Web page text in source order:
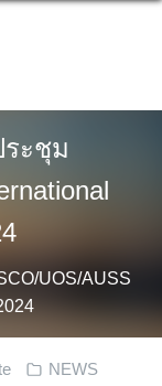
ะชุม
UOS/AUSS
NEWS